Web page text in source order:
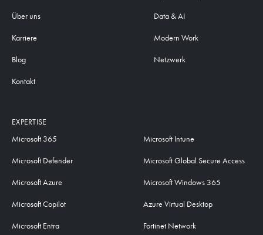
Über uns
Karriere
Blog
Kontakt
Data & AI
Modern Work
Netzwerk
EXPERTISE
Microsoft 365
Microsoft Defender
Microsoft Azure
Microsoft Copilot
Microsoft Entra
Microsoft Intune
Microsoft Global Secure Access
Microsoft Windows 365
Azure Virtual Desktop
Fortinet Network